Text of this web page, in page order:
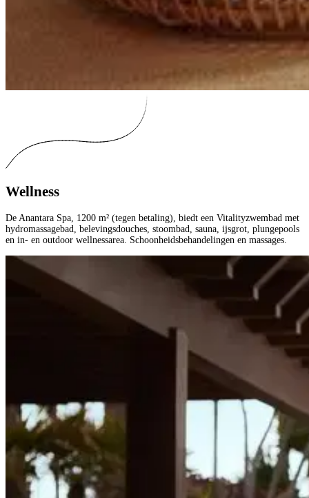
Wellness
De Anantara Spa, 1200 m² (tegen betaling), biedt een Vitalityzwembad met
hydromassagebad, belevingsdouches, stoombad, sauna, ijsgrot, plungepools
en in- en outdoor wellnessarea. Schoonheidsbehandelingen en massages.